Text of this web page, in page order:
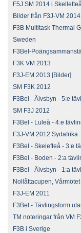
F5J SM 2014 i
Bilder från F3J-VM 2014
F3B Multitask Thermal
Sweden
F3Bel-
F3K VM 2013
F3J-EM 2013 [Bilder]
SM F3K 2012
F3Bel - Älvsbyn - 5:e
SM F3J 2012
F3Bel - Luleå - 4:e
F3J-VM 2012 Sydafrika
F3Bel - Skelefteå - 3:e
F3Bel - Boden - 2:a
F3Bel - Älvsbyn - 1:a
Nollåttacupen, Vårmötet
F3J-EM 2011
F3Bel - Tävlingsform
TM noteringar från VM
F3B i Sverige